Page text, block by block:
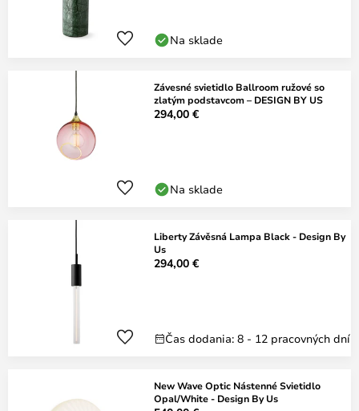
Na sklade
Závesné svietidlo Ballroom ružové so
zlatým podstavcom – DESIGN BY US
294,00 €
Na sklade
Liberty Závěsná Lampa Black - Design By
Us
294,00 €
Čas dodania: 8 - 12 pracovných dní
New Wave Optic Nástenné Svietidlo
Opal/White - Design By Us